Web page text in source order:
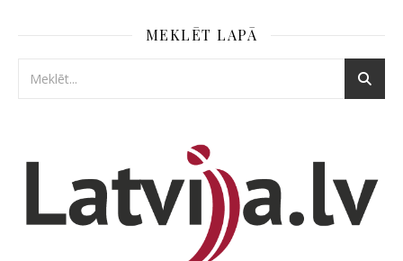
MEKLĒT LAPĀ